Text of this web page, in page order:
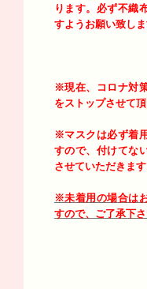
ります。必ず不織
すようお願い致しま
※現在、コロナ対
をストップさせて
※マスクは必ず着
すので、付けてな
させていただきます
※未着用の場合は
すので、ご了承下